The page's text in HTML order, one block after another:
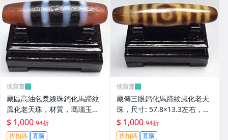
德寶齋
藏區高油包漿線珠鈣化馬蹄紋
風化老天珠，材質，瑪瑙玉
髓，尺寸：49.4×13左 天珠 瑪
瑙 硃砂【德寶齋】408
$ 1,000 94折
折扣碼 直購
德寶齋
藏傳三眼鈣化馬蹄紋風化老天
珠，尺寸: 57.8×13.3左右，材
質：瑪瑙，玉髓， 天珠 瑪瑙
硃砂【德寶齋】407
$ 1,000 94折
折扣碼 直購